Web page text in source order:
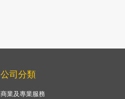
公司分類
商業及專業服務